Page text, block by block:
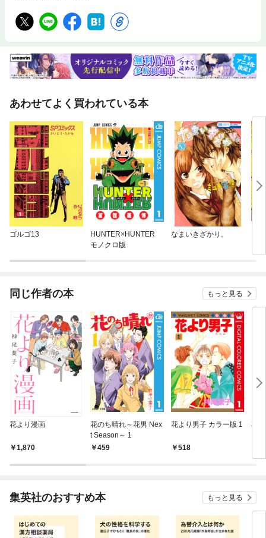
あわせてよく買われている本
ゴルゴ13
HUNTER×HUNTER
モノクロ版
なまいきざかり。
同じ作者の本 もっと見る
花より漫画
1,870
花のち晴れ～花男 Nex
t Season～ 1
459
花より男子 カラー版 1
518
花
集英社のおすすめ本 もっと見る